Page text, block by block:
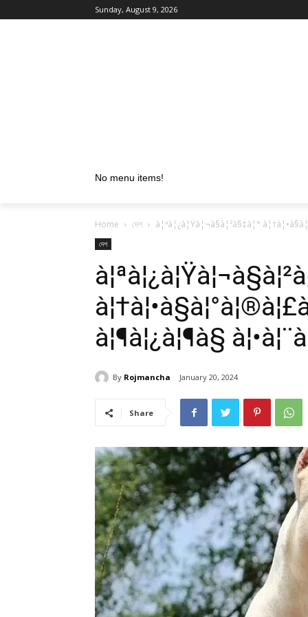
Sunday, August 9, 2026
No menu items!
Home দেশ à¦ªà¦¿à¦Ÿà¦¬à§à¦²à§‡à¦°
দেশ
à¦¶à¦¿à¦¶à§
By Rojmancha January 20, 2024
Share